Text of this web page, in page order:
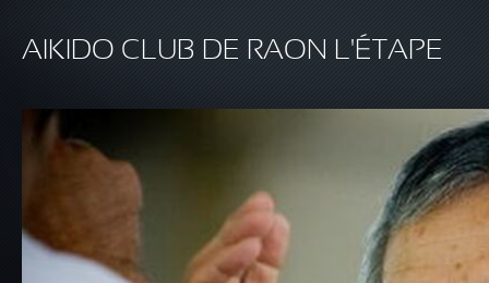
AIKIDO CLUB DE RAON L'ÉTAPE